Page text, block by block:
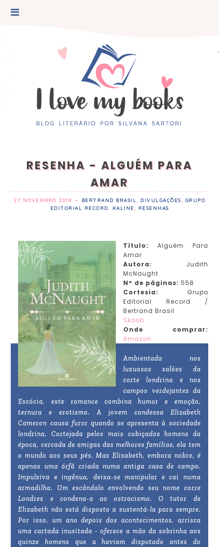
RESENHA - ALGUÉM PARA
AMAR
27 NOVEMBRO 2019 • BERTRAND BRASIL, DIVULGAÇÕES, GRUPO
EDITORIAL RECORD, KALINE, RESENHAS
Título:
Alguém Para
Amar
Autora:
Judith
McNaught
N° de páginas: 558
Cortesia:
Grupo
Editorial Record /
Bertrand Brasil
Skoob
Onde comprar:
Amazon
Ambientada nos
luxuosos salões da
corte londrina e nos
campos verdejantes da
Escócia, este romance combina humor e emoção,
ternura e erotismo. A jovem condessa Elizabeth
Cameron causa furor quando se apresenta à sociedade
londrina. Cortejada pelos mais cobiçados homens da
época, cercada de amigas das melhores famílias, ela tem
o mundo aos seus pés. Mas Elisabeth, embora nobre, é
apenas uma órfã criada numa antiga casa de campo.
Impulsiva e ingênua, deixa-se manipular e cai numa
armadilha. Um escândalo envolvendo seu nome corre
Londres e condena-a ao ostracismo. O tutor de
Elizabeth não está disposto a sustentá-la para sempre.
Por isso, um ano depois dos acontecimentos, arrisca
uma cartada inusitada - oferece a mão da sobrinha aos
quinze homens que a haviam disputado antes do